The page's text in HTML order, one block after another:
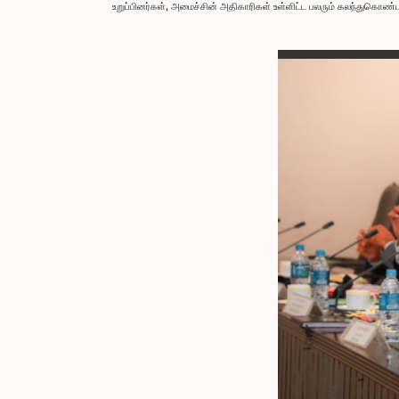
உறுப்பினர்கள், அமைச்சின் அதிகாரிகள் உள்ளிட்ட பலரும்